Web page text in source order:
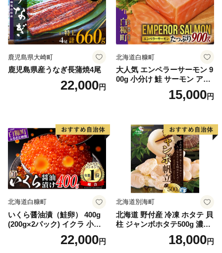
鹿児島県大崎町
鹿児島県産うなぎ長蒲焼4尾
22,000円
北海道白糠町
大人気 エンペラーサーモン 9
00g 小分け 鮭 サーモン アト
ランティックサーモン 水産
庁長官賞 受賞 さけ シャケ し
満足 美味しい 贈答 生食用 刺
身 お刺身 刺し身 魚介類 海鮮
冷凍 厚切り 薄切り ふるさと
納税 ふるさとチョイス チョ
イス 北海道 白糠町
15,000円
北海道白糠町
いくら醤油漬（鮭卵） 400g
(200g×2パック) イクラ 小分
け いくら醤油漬 鮭いくら い
くら醤油漬け 鮭 鮭卵 ikura
22,000円
北海道別海町
北海道 野付産 冷凍 ホタテ 貝
柱 ジャンボホタテ500g 濃厚
な旨味と甘み （ほたて ホタ
テ 帆立 貝柱 ホタテ貝柱 大玉
18,000円